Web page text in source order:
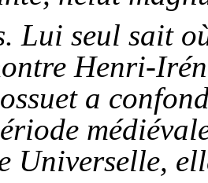
Lui seul sait
Henri-
a
Universelle,